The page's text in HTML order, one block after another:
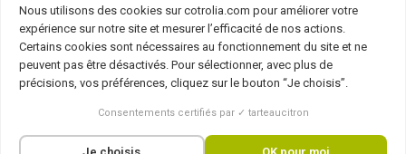
Plan du site Politique de confidentialité CGV – CGU Mentions légales
Gestion des cookies
Nous utilisons des cookies sur cotrolia.com pour améliorer votre
expérience sur notre site et mesurer l’efficacité de nos actions.
Certains cookies sont nécessaires au fonctionnement du site et ne
peuvent pas être désactivés. Pour sélectionner, avec plus de
précisions, vos préférences, cliquez sur le bouton “Je choisis”.
Consentements certifiés par ✓ tarteaucitron
Je choisis OK pour moi